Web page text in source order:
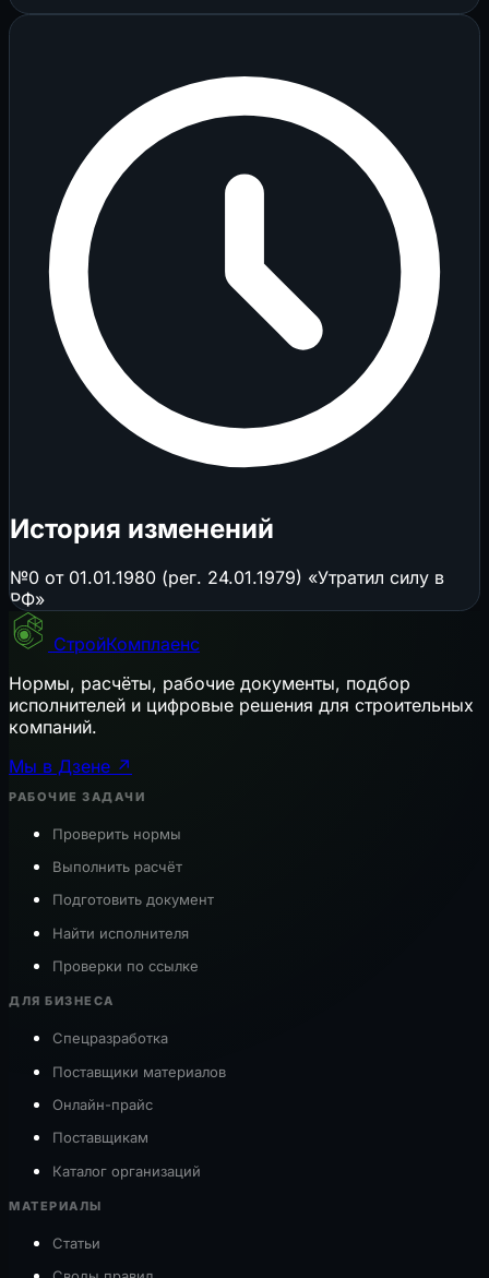
История изменений
№0 от 01.01.1980 (рег. 24.01.1979) «Утратил силу в
РФ»
СтройКомплаенс
Нормы, расчёты, рабочие документы, подбор
исполнителей и цифровые решения для строительных
компаний.
Мы в Дзене ↗
РАБОЧИЕ ЗАДАЧИ
Проверить нормы
Выполнить расчёт
Подготовить документ
Найти исполнителя
Проверки по ссылке
ДЛЯ БИЗНЕСА
Спецразработка
Поставщики материалов
Онлайн-прайс
Поставщикам
Каталог организаций
МАТЕРИАЛЫ
Статьи